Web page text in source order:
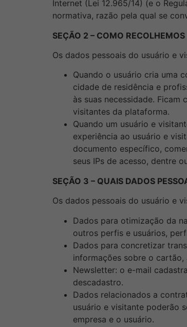
Internet (Lei 12.965/14) (e o
normativa, razão pela qual se
SEÇÃO 2 – COMO
Os dados pessoais do usuário e
Quando o usuário cria uma
cidade de residência e
às suas necessidade.
visitantes da plataforma.
Quando um usuário e
experiência ao usuário e
documento específico,
seus IPs de acesso, dentre
SEÇÃO 3 – QUAIS DADOS
Os dados pessoais do usuário e
Dados para otimização da
outros perfis e usuários,
Dados para concretizar
informações sobre o
Newsletter: o e-mail
descadastro.
Dados relacionados a
usuário e visitante poderão
empresa e o usuário.